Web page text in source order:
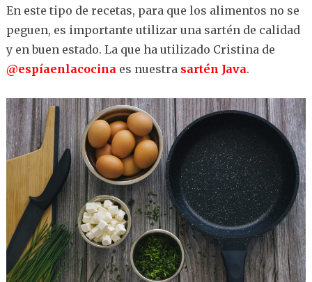
En este tipo de recetas, para que los alimentos no se
peguen, es importante utilizar una sartén de calidad
y en buen estado. La que ha utilizado Cristina de
@espíaenlacocinaes nuestra sartén Java.